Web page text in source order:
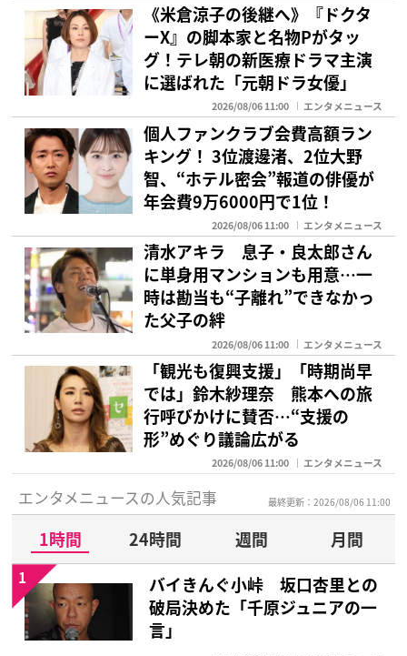
《米倉涼子の後継へ》『ドクタ
ーX』の脚本家と名物Pがタッ
グ！テレ朝の新医療ドラマ主演
に選ばれた「元朝ドラ女優」
2026/08/06 11:00 エンタメニュース
個人ファンクラブ会費高額ラン
キング！ 3位渡邊渚、2位大野
智、“ホテル密会”報道の俳優が
年会費9万6000円で1位！
2026/08/06 11:00 エンタメニュース
清水アキラ 息子・良太郎さん
に単身用マンションも用意…一
時は勘当も“子離れ”できなかっ
た父子の絆
2026/08/06 11:00 エンタメニュース
「観光も復興支援」「時期尚早
では」鈴木紗理奈 熊本への旅
行呼びかけに賛否…“支援の
形”めぐり議論広がる
2026/08/06 11:00 エンタメニュース
エンタメニュースの人気記事 最終更新：2026/08/06 11:00
1時間 24時間 週間
月間
バイきんぐ小峠 坂口杏里との
破局決めた「千原ジュニアの一
言」
1